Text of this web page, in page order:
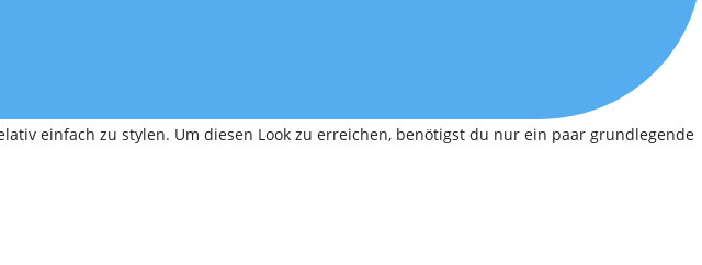
einfach zu stylen. Um diesen Look zu erreichen, benötigst du nur ein paar grundlegende